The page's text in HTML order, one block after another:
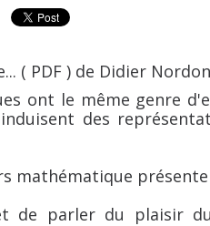
( PDF ) de Didier
ont le même genre
des
mathématique
de parler du plaisir